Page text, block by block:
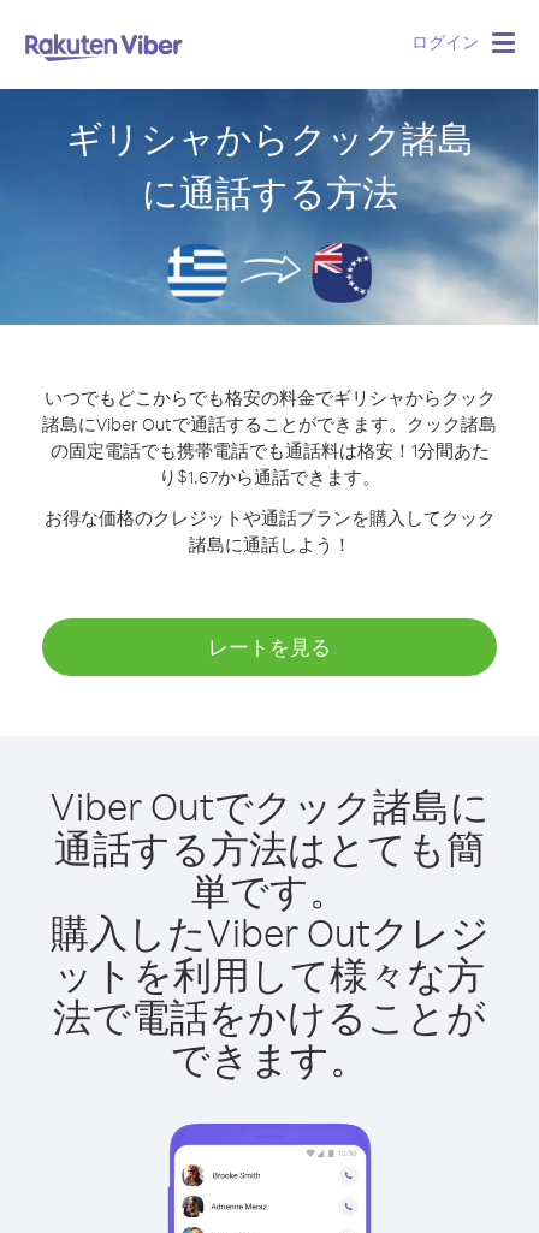
ログイン
ギリシャからクック諸島
に通話する方法
いつでもどこからでも格安の料金でギリシャからクック
諸島にViber Outで通話することができます。
クック諸島
の固定電話でも携帯電話でも通話料は格安！1分間あた
り$1.67から通話できます。
お得な価格のクレジットや通話プランを購入してクック
諸島に通話しよう！
レートを見る
Viber Outでクック諸島に
通話する方法はとても簡
単です。
購入したViber Outクレジ
ットを利用して様々な方
法で電話をかけることが
できます。